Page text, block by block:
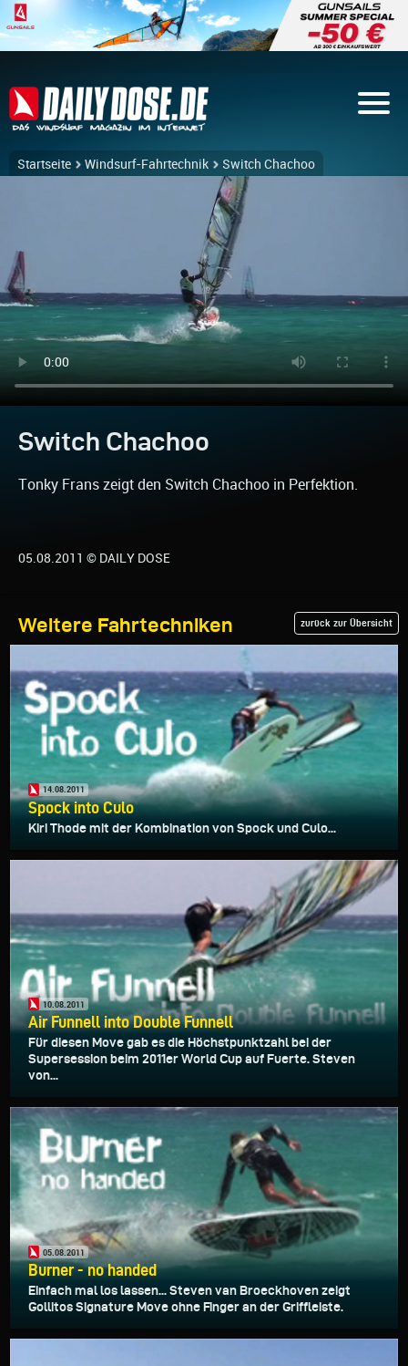
Startseite Windsurf-Fahrtechnik Switch Chachoo
Switch Chachoo
Tonky Frans zeigt den Switch Chachoo in Perfektion.
05.08.2011 © DAILY DOSE
Weitere Fahrtechniken zurück zur Übersicht
14.08.2011
Spock into Culo
Kiri Thode mit der Kombination von Spock und Culo...
10.08.2011
Air Funnell into Double Funnell
Für diesen Move gab es die Höchstpunktzahl bei der
Supersession beim 2011er World Cup auf Fuerte. Steven
von...
05.08.2011
Burner - no handed
Einfach mal los lassen... Steven van Broeckhoven zeigt
Gollitos Signature Move ohne Finger an der Griffleiste.